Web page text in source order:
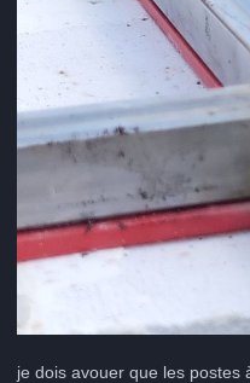
je dois avouer que les postes